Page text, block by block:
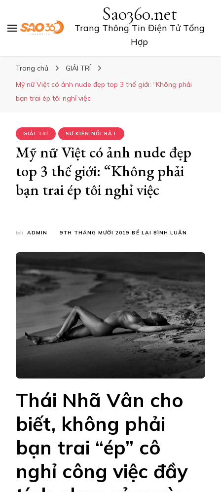
Sao360.net
Trang Thông Tin Điện Tử Tổng
Hợp
Trang chủ
GIẢI TRÍ
Mỹ nữ Việt có ảnh nude đẹp top 3 thế giới: “Không phải
bạn trai ép tôi nghỉ việc
GIẢI TRÍ SỰ KIỆN NỔI BẬT
Mỹ nữ Việt có ảnh nude đẹp
top 3 thế giới: “Không phải
bạn trai ép tôi nghỉ việc
bởi ADMIN 9TH THÁNG MƯỜI 2019 ĐỂ LẠI BÌNH LUẬN
NUDE
ĐẸP
TOP
3
THẾ
GIỚI:
“KHÔNG
PHẢI
BẠN
TRAI
Thái Nhã Vân cho
biết, không phải
bạn trai “ép” cô
nghỉ công việc đầy